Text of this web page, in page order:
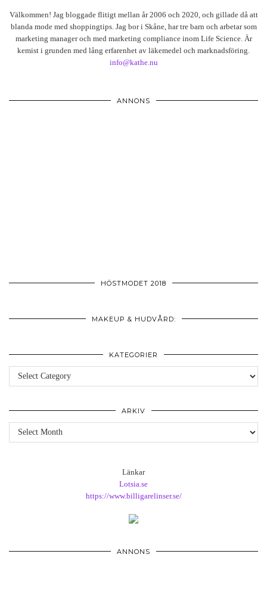
Välkommen! Jag bloggade flitigt mellan år 2006 och 2020, och gillade då att
blanda mode med shoppingtips. Jag bor i Skåne, har tre barn och arbetar som
marketing manager och med marketing compliance inom Life Science. Är
kemist i grunden med lång erfarenhet av läkemedel och marknadsföring.
info@kathe.nu
ANNONS
HÖSTMODET 2018
MAKEUP & HUDVÅRD:
KATEGORIER
Kategorier
ARKIV
Arkiv
Länkar
Lotsia.se
https://www.billigarelinser.se/
ANNONS